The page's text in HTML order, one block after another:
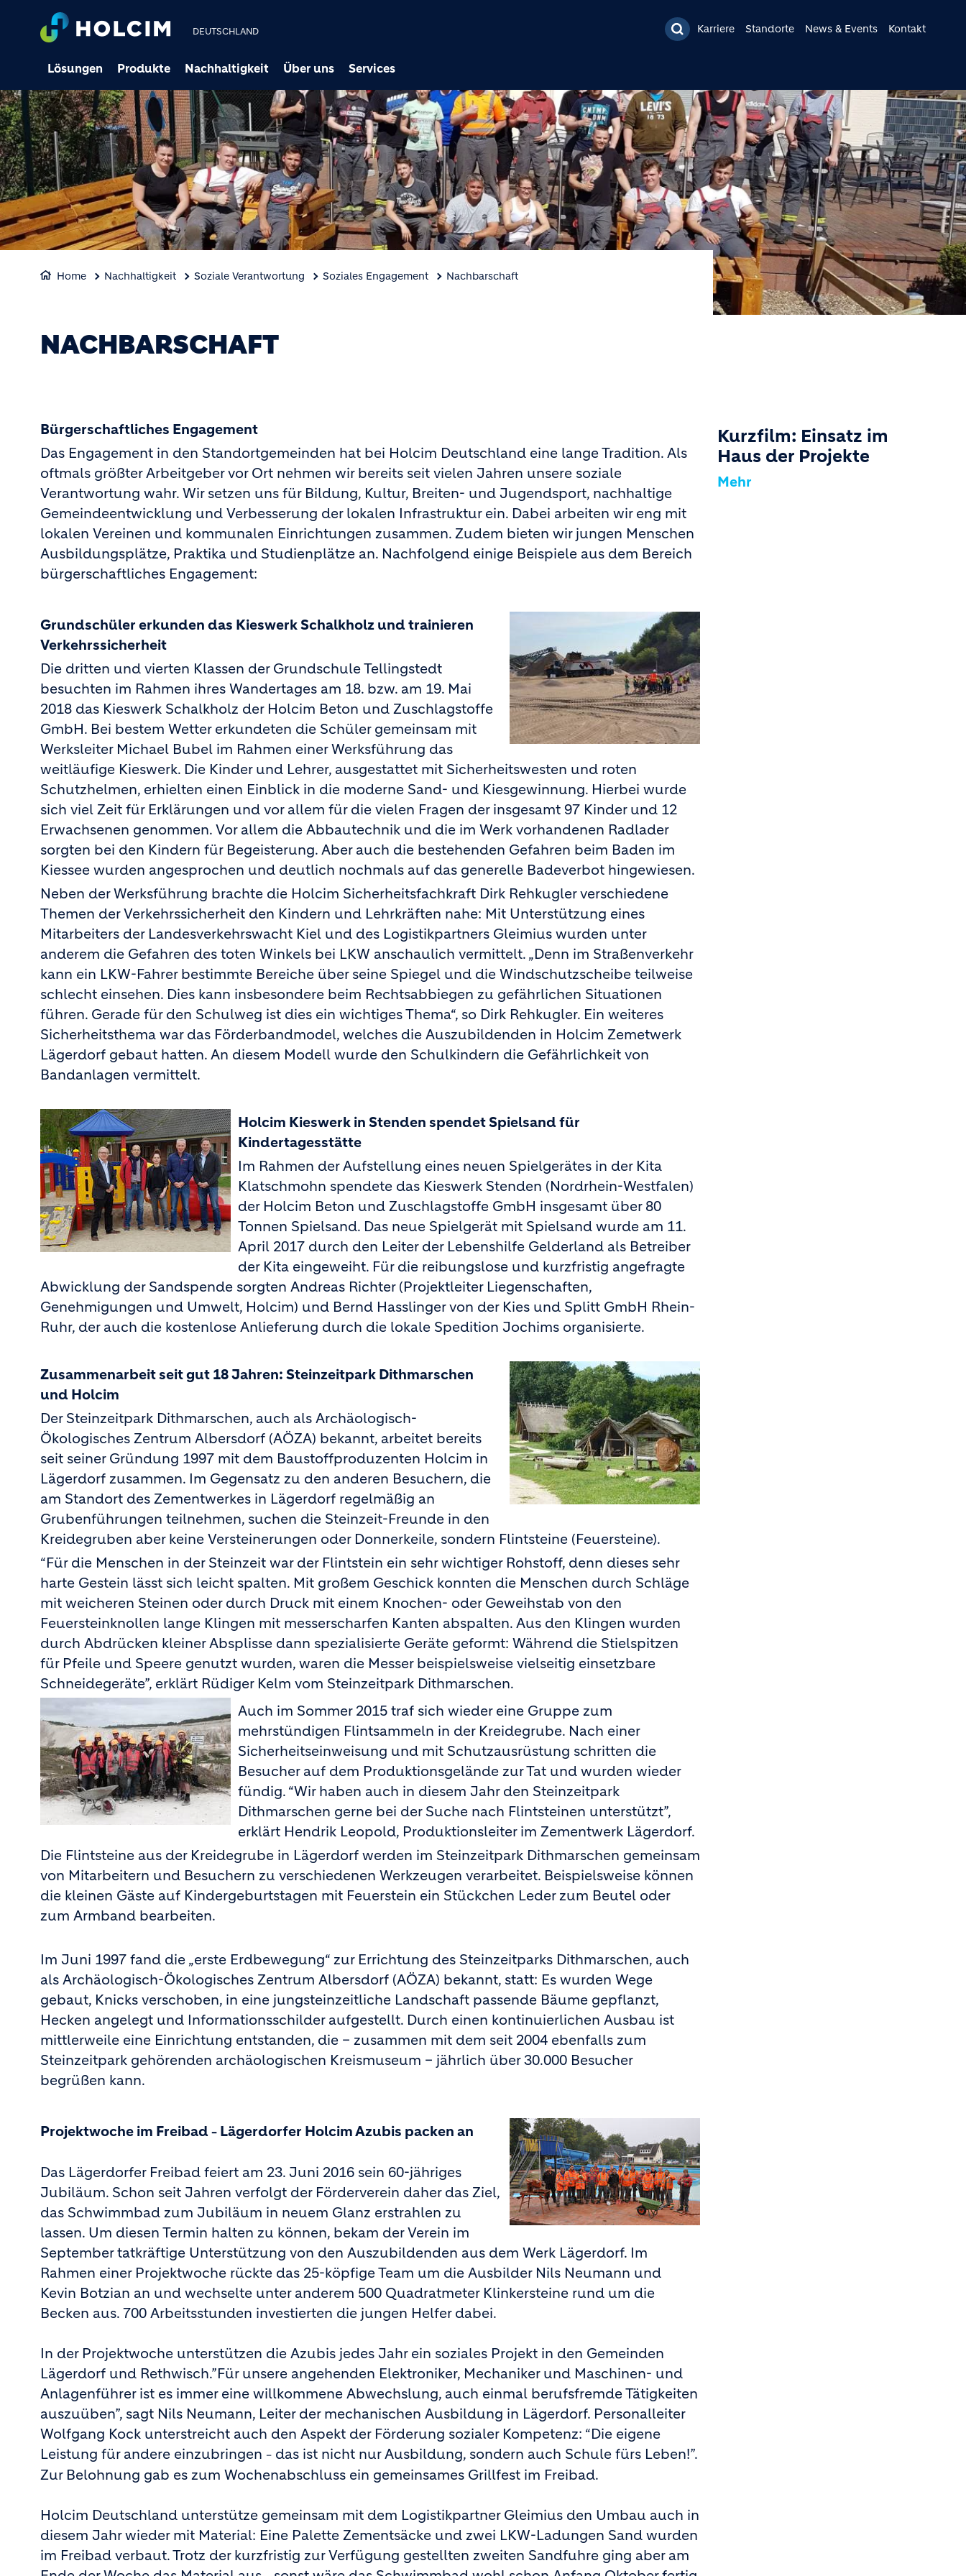
DEUTSCHLAND Karriere Standorte News & Events Kontakt
Lösungen Produkte Nachhaltigkeit Über uns Services
Home Nachhaltigkeit Soziale Verantwortung Soziales Engagement Nachbarschaft
NACHBARSCHAFT
Bürgerschaftliches Engagement
Das Engagement in den Standortgemeinden hat bei Holcim Deutschland eine lange Tradition. Als
oftmals größter Arbeitgeber vor Ort nehmen wir bereits seit vielen Jahren unsere soziale
Verantwortung wahr. Wir setzen uns für Bildung, Kultur, Breiten- und Jugendsport, nachhaltige
Gemeindeentwicklung und Verbesserung der lokalen Infrastruktur ein. Dabei arbeiten wir eng mit
lokalen Vereinen und kommunalen Einrichtungen zusammen. Zudem bieten wir jungen Menschen
Ausbildungsplätze, Praktika und Studienplätze an. Nachfolgend einige Beispiele aus dem Bereich
bürgerschaftliches Engagement:
Grundschüler erkunden das Kieswerk Schalkholz und trainieren
Verkehrssicherheit
Die dritten und vierten Klassen der Grundschule Tellingstedt
besuchten im Rahmen ihres Wandertages am 18. bzw. am 19. Mai
2018 das Kieswerk Schalkholz der Holcim Beton und Zuschlagstoffe
GmbH. Bei bestem Wetter erkundeten die Schüler gemeinsam mit
Werksleiter Michael Bubel im Rahmen einer Werksführung das
weitläufige Kieswerk. Die Kinder und Lehrer, ausgestattet mit Sicherheitswesten und roten
Schutzhelmen, erhielten einen Einblick in die moderne Sand- und Kiesgewinnung. Hierbei wurde
sich viel Zeit für Erklärungen und vor allem für die vielen Fragen der insgesamt 97 Kinder und 12
Erwachsenen genommen. Vor allem die Abbautechnik und die im Werk vorhandenen Radlader
sorgten bei den Kindern für Begeisterung. Aber auch die bestehenden Gefahren beim Baden im
Kiessee wurden angesprochen und deutlich nochmals auf das generelle Badeverbot hingewiesen.
Neben der Werksführung brachte die Holcim Sicherheitsfachkraft Dirk Rehkugler verschiedene
Themen der Verkehrssicherheit den Kindern und Lehrkräften nahe: Mit Unterstützung eines
Mitarbeiters der Landesverkehrswacht Kiel und des Logistikpartners Gleimius wurden unter
anderem die Gefahren des toten Winkels bei LKW anschaulich vermittelt. „Denn im Straßenverkehr
kann ein LKW-Fahrer bestimmte Bereiche über seine Spiegel und die Windschutzscheibe teilweise
schlecht einsehen. Dies kann insbesondere beim Rechtsabbiegen zu gefährlichen Situationen
führen. Gerade für den Schulweg ist dies ein wichtiges Thema“, so Dirk Rehkugler. Ein weiteres
Sicherheitsthema war das Förderbandmodel, welches die Auszubildenden in Holcim Zemetwerk
Lägerdorf gebaut hatten. An diesem Modell wurde den Schulkindern die Gefährlichkeit von
Bandanlagen vermittelt.
Holcim Kieswerk in Stenden spendet Spielsand für
Kindertagesstätte
Im Rahmen der Aufstellung eines neuen Spielgerätes in der Kita
Klatschmohn spendete das Kieswerk Stenden (Nordrhein-Westfalen)
der Holcim Beton und Zuschlagstoffe GmbH insgesamt über 80
Tonnen Spielsand. Das neue Spielgerät mit Spielsand wurde am 11.
April 2017 durch den Leiter der Lebenshilfe Gelderland als Betreiber
der Kita eingeweiht. Für die reibungslose und kurzfristig angefragte
Abwicklung der Sandspende sorgten Andreas Richter (Projektleiter Liegenschaften,
Genehmigungen und Umwelt, Holcim) und Bernd Hasslinger von der Kies und Splitt GmbH Rhein-
Ruhr, der auch die kostenlose Anlieferung durch die lokale Spedition Jochims organisierte.
Zusammenarbeit seit gut 18 Jahren: Steinzeitpark Dithmarschen
und Holcim
Der Steinzeitpark Dithmarschen, auch als Archäologisch-
Ökologisches Zentrum Albersdorf (AÖZA) bekannt, arbeitet bereits
seit seiner Gründung 1997 mit dem Baustoffproduzenten Holcim in
Lägerdorf zusammen. Im Gegensatz zu den anderen Besuchern, die
am Standort des Zementwerkes in Lägerdorf regelmäßig an
Grubenführungen teilnehmen, suchen die Steinzeit-Freunde in den
Kreidegruben aber keine Versteinerungen oder Donnerkeile, sondern Flintsteine (Feuersteine).
“Für die Menschen in der Steinzeit war der Flintstein ein sehr wichtiger Rohstoff, denn dieses sehr
harte Gestein lässt sich leicht spalten. Mit großem Geschick konnten die Menschen durch Schläge
mit weicheren Steinen oder durch Druck mit einem Knochen- oder Geweihstab von den
Feuersteinknollen lange Klingen mit messerscharfen Kanten abspalten. Aus den Klingen wurden
durch Abdrücken kleiner Absplisse dann spezialisierte Geräte geformt: Während die Stielspitzen
für Pfeile und Speere genutzt wurden, waren die Messer beispielsweise vielseitig einsetzbare
Schneidegeräte”, erklärt Rüdiger Kelm vom Steinzeitpark Dithmarschen.
Auch im Sommer 2015 traf sich wieder eine Gruppe zum
mehrstündigen Flintsammeln in der Kreidegrube. Nach einer
Sicherheitseinweisung und mit Schutzausrüstung schritten die
Besucher auf dem Produktionsgelände zur Tat und wurden wieder
fündig. “Wir haben auch in diesem Jahr den Steinzeitpark
Dithmarschen gerne bei der Suche nach Flintsteinen unterstützt”,
erklärt Hendrik Leopold, Produktionsleiter im Zementwerk Lägerdorf.
Die Flintsteine aus der Kreidegrube in Lägerdorf werden im Steinzeitpark Dithmarschen gemeinsam
von Mitarbeitern und Besuchern zu verschiedenen Werkzeugen verarbeitet. Beispielsweise können
die kleinen Gäste auf Kindergeburtstagen mit Feuerstein ein Stückchen Leder zum Beutel oder
zum Armband bearbeiten.
Im Juni 1997 fand die „erste Erdbewegung“ zur Errichtung des Steinzeitparks Dithmarschen, auch
als Archäologisch-Ökologisches Zentrum Albersdorf (AÖZA) bekannt, statt: Es wurden Wege
gebaut, Knicks verschoben, in eine jungsteinzeitliche Landschaft passende Bäume gepflanzt,
Hecken angelegt und Informationsschilder aufgestellt. Durch einen kontinuierlichen Ausbau ist
mittlerweile eine Einrichtung entstanden, die – zusammen mit dem seit 2004 ebenfalls zum
Steinzeitpark gehörenden archäologischen Kreismuseum – jährlich über 30.000 Besucher
begrüßen kann.
Projektwoche im Freibad – Lägerdorfer Holcim Azubis packen an
Das Lägerdorfer Freibad feiert am 23. Juni 2016 sein 60-jähriges
Jubiläum. Schon seit Jahren verfolgt der Förderverein daher das Ziel,
das Schwimmbad zum Jubiläum in neuem Glanz erstrahlen zu
lassen. Um diesen Termin halten zu können, bekam der Verein im
September tatkräftige Unterstützung von den Auszubildenden aus dem Werk Lägerdorf. Im
Rahmen einer Projektwoche rückte das 25-köpfige Team um die Ausbilder Nils Neumann und
Kevin Botzian an und wechselte unter anderem 500 Quadratmeter Klinkersteine rund um die
Becken aus. 700 Arbeitsstunden investierten die jungen Helfer dabei.
In der Projektwoche unterstützen die Azubis jedes Jahr ein soziales Projekt in den Gemeinden
Lägerdorf und Rethwisch.”Für unsere angehenden Elektroniker, Mechaniker und Maschinen- und
Anlagenführer ist es immer eine willkommene Abwechslung, auch einmal berufsfremde Tätigkeiten
auszuüben”, sagt Nils Neumann, Leiter der mechanischen Ausbildung in Lägerdorf. Personalleiter
Wolfgang Kock unterstreicht auch den Aspekt der Förderung sozialer Kompetenz: “Die eigene
Leistung für andere einzubringen – das ist nicht nur Ausbildung, sondern auch Schule fürs Leben!”.
Zur Belohnung gab es zum Wochenabschluss ein gemeinsames Grillfest im Freibad.
Holcim Deutschland unterstütze gemeinsam mit dem Logistikpartner Gleimius den Umbau auch in
diesem Jahr wieder mit Material: Eine Palette Zementsäcke und zwei LKW-Ladungen Sand wurden
im Freibad verbaut. Trotz der kurzfristig zur Verfügung gestellten zweiten Sandfuhre ging aber am
Kurzfilm: Einsatz im
Haus der Projekte
Mehr